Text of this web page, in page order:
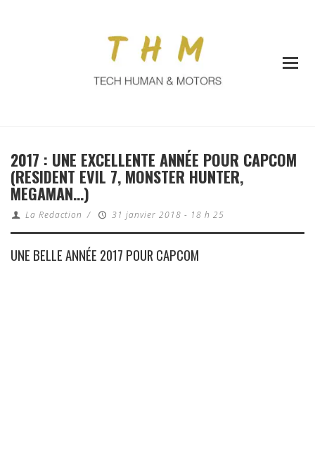
2017 : UNE EXCELLENTE ANNÉE POUR CAPCOM
(RESIDENT EVIL 7, MONSTER HUNTER,
MEGAMAN…)
La Redaction / 31 janvier 2018 - 18 h 25
UNE BELLE ANNÉE 2017 POUR CAPCOM